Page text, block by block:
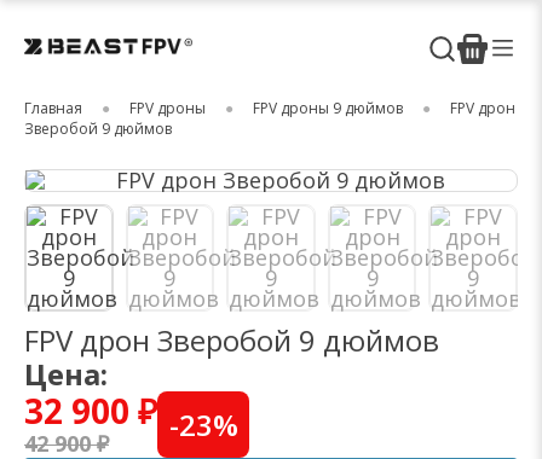
Главная FPV дроны FPV дроны 9 дюймов
FPV дрон
Зверобой 9 дюймов
FPV дрон Зверобой 9 дюймов
Цена:
32 900 ₽
42 900 ₽ -23%